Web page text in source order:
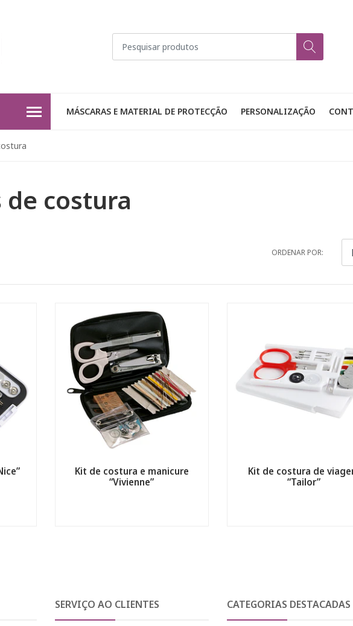
MÁSCARAS E MATERIAL DE PROTECÇÃO PERSONALIZAÇÃO
costura
ORDENAR POR:
Kit de costura e manicure
“Vivienne”
Kit de costura de
“Tailor”
SERVIÇO AO CLIENTES CATEGORIAS DESTACADAS